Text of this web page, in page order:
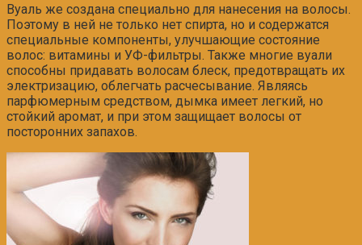
Вуаль же создана специально для нанесения на волосы.
Поэтому в ней не только нет спирта, но и содержатся
специальные компоненты, улучшающие состояние
волос: витамины и УФ-фильтры. Также многие вуали
способны придавать волосам блеск, предотвращать их
электризацию, облегчать расчесывание. Являясь
парфюмерным средством, дымка имеет легкий, но
стойкий аромат, и при этом защищает волосы от
посторонних запахов.